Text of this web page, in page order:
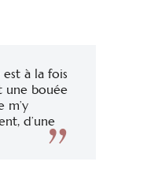
est à la fois
une bouée
m’y
d’une